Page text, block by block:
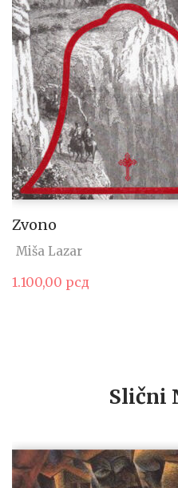
Zvono
Miša Lazar
1.100,00 рсд
Slični